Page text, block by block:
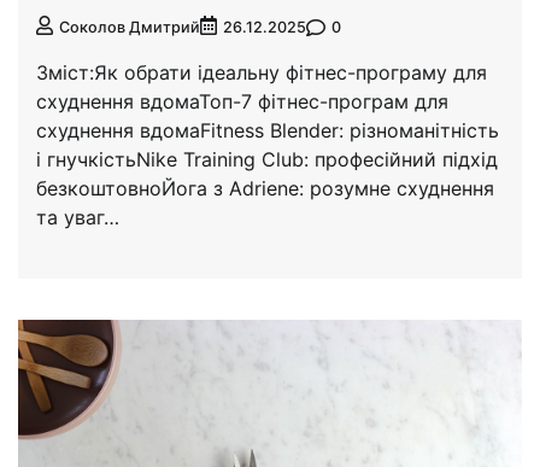
Соколов Дмитрий 26.12.2025 0
Зміст:Як обрати ідеальну фітнес-програму для
схуднення вдомаТоп-7 фітнес-програм для
схуднення вдомаFitness Blender: різноманітність
і гнучкістьNike Training Club: професійний підхід
безкоштовноЙога з Adriene: розумне схуднення
та уваг…